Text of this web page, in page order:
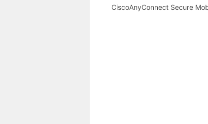
CiscoAnyConnect Secure